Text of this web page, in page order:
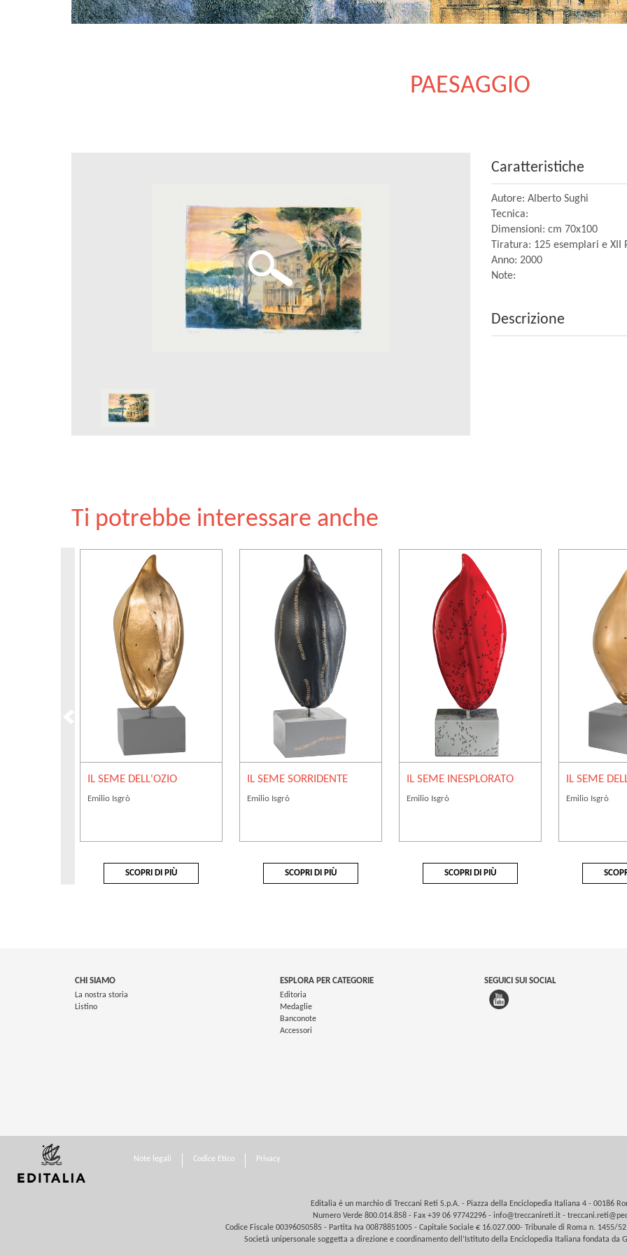
PAESAGGIO
Caratteristiche
Autore: Alberto Sughi
Tecnica:
Dimensioni: cm 70x100
Tiratura: 125 esemplari e XII
Anno: 2000
Note:
Descrizione
Ti potrebbe interessare anche
IL SEME DELL'OZIO
Emilio Isgrò
SCOPRI DI PIÙ
IL SEME SORRIDENTE
Emilio Isgrò
SCOPRI DI PIÙ
IL SEME INESPLORATO
Emilio Isgrò
SCOPRI DI PIÙ
IL SEME
Emilio Isgrò
CHI SIAMO
La nostra storia
Listino
ESPLORA PER CATEGORIE
Editoria
Medaglie
Banconote
Accessori
SEGUICI SUI SOCIAL
Note legali Codice Etico Privacy
Editalia è un marchio di Treccani Reti S.p.A. - Piazza della Enciclopedia Italiana 4 - 00186
Numero Verde 800.014.858 - Fax +39 06 97742296 - info@treccanireti.it-
Codice Fiscale 00396050585 - Partita Iva 00878851005 - Capitale Sociale € 16.027.000- Tribunale di Roma n. 1455/
Società unipersonale soggetta a direzione e coordinamento dell’Istituto della Enciclopedia Italiana fondata da